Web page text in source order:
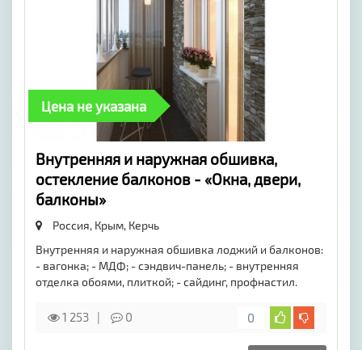
Цена не указана
Внутренняя и наружная обшивка,
остекление балконов - «Окна, двери,
балконы»
Россия, Крым, Керчь
Внутренняя и наружная обшивка лоджий и балконов:
- вагонка; - МДФ; - сэндвич-панель; - внутренняя
отделка обоями, плиткой; - сайдинг, профнастил.
1 253 0 0